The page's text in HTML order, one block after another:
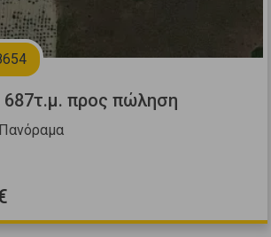
687τ.μ. προς πώληση